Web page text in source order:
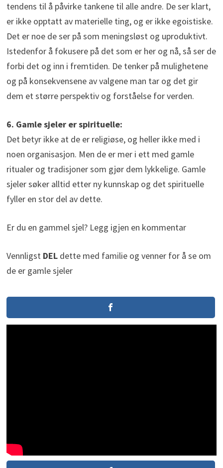
tendens til å påvirke tankene til alle andre. De ser klart,
er ikke opptatt av materielle ting, og er ikke egoistiske.
Det er noe de ser på som meningsløst og uproduktivt.
Istedenfor å fokusere på det som er her og nå, så ser de
forbi det og inn i fremtiden. De tenker på mulighetene
og på konsekvensene av valgene man tar og det gir
dem et større perspektiv og forståelse for verden.
6. Gamle sjeler er spirituelle:
Det betyr ikke at de er religiøse, og heller ikke med i
noen organisasjon. Men de er mer i ett med gamle
ritualer og tradisjoner som gjør dem lykkelige. Gamle
sjeler søker alltid etter ny kunnskap og det spirituelle
fyller en stor del av dette.
Er du en gammel sjel? Legg igjen en kommentar
Vennligst DELdette med familie og venner for å se om
de er gamle sjeler